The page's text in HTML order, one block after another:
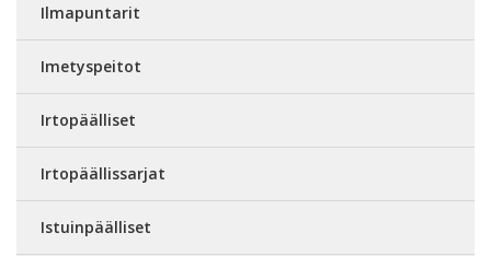
Ilmapuntarit
Imetyspeitot
Irtopäälliset
Irtopäällissarjat
Istuinpäälliset